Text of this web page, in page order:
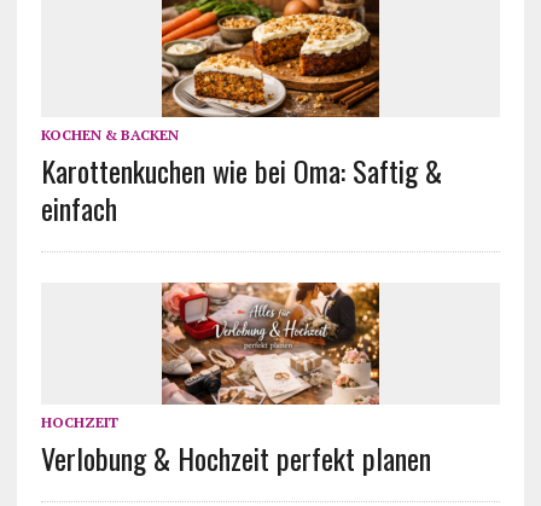
KOCHEN & BACKEN
Karottenkuchen wie bei Oma: Saftig &
einfach
HOCHZEIT
Verlobung & Hochzeit perfekt planen